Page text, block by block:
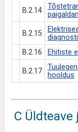
B.2.14
B.2.15
B.2.16 Ehitiste
B.2.17
hooldus
C Üldteave